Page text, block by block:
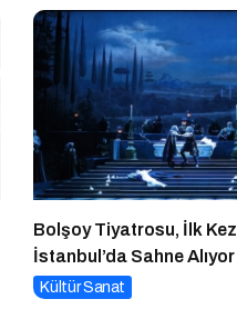
Bolşoy Tiyatrosu, İlk Kez
İstanbul’da Sahne Alıyor
Kültür Sanat